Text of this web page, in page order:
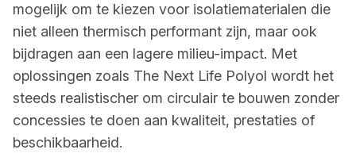
mogelijk om te kiezen voor isolatiematerialen die
niet alleen thermisch performant zijn, maar ook
bijdragen aan een lagere milieu-impact. Met
oplossingen zoals The Next Life Polyol wordt het
steeds realistischer om circulair te bouwen zonder
concessies te doen aan kwaliteit, prestaties of
beschikbaarheid.